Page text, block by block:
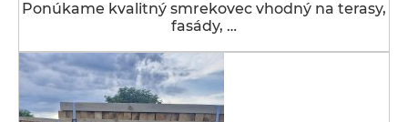
Ponúkame kvalitný smrekovec vhodný na terasy,
fasády, …